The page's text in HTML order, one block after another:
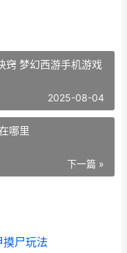
窍 梦幻西游手机游戏
2025-08-04
哪里
下一篇 »
尸玩法